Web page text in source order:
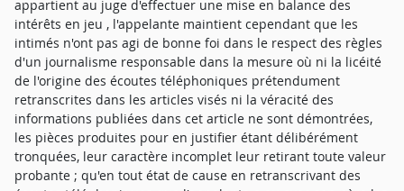
appartient au juge d'effectuer une mise en balance des
intérêts en jeu , l'appelante maintient cependant que les
intimés n'ont pas agi de bonne foi dans le respect des règles
d'un journalisme responsable dans la mesure où ni la licéité
de l'origine des écoutes téléphoniques prétendument
retranscrites dans les articles visés ni la véracité des
informations publiées dans cet article ne sont démontrées,
les pièces produites pour en justifier étant délibérément
tronquées, leur caractère incomplet leur retirant toute valeur
probante ; qu'en tout état de cause en retranscrivant des